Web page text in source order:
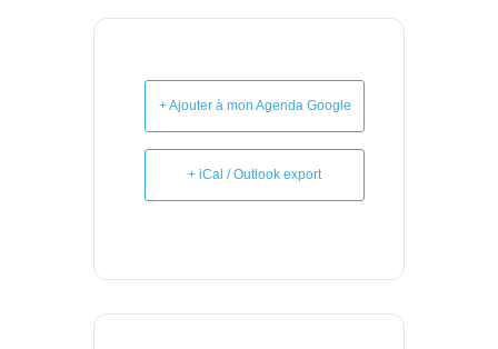
+ Ajouter à mon Agenda Google
+ iCal / Outlook export